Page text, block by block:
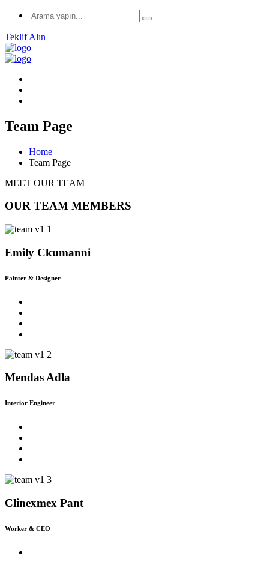
Teklif Alın
Team Page
Home
Team Page
MEET OUR TEAM
OUR TEAM MEMBERS
Emily Ckumanni
Painter & Designer
Mendas Adla
Interior Engineer
Clinexmex Pant
Worker & CEO